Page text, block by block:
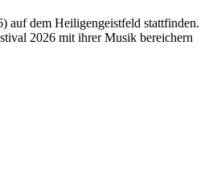
auf dem Heiligengeistfeld stattfinden.
2026 mit ihrer Musik bereichern